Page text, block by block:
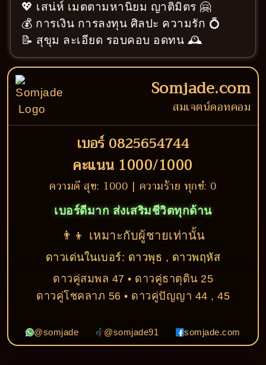
💖 เสน่ห์ เมตตามหานิยม ญาติมิตร 🤗
💰 การเงิน การลงทุน ศิลปะ ความรัก 💍
📝 สุขุม ละเอียด รอบคอบ อดทน 🕰️
Somjade.com
สมเจตน์ดอทคอม
เบอร์ 0825654744
คะแนน 1000/1000
ความดี สุข: 1000 | ความร้าย ทุกข์: 0
เบอร์ดีมาก ส่งเสริมชีวิตทุกด้าน
👨‍👦 เหมาะกับผู้ชายเท่านั้น
ดาวเด่นในเบอร์: ดาวพุธ , ดาวพฤหัส
ดาวคู่สมพล 47 • ดาวคู่ธาตุดิน 25
ดาวคู่โชคลาภ 56 • ดาวคู่ปัญญา 44 , 45
@somjade @somjade91 somjade.com